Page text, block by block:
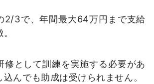
2/3で、年間最大64万円まで支給
修として訓練を実施する必要があ
込んでも助成は受けられません。